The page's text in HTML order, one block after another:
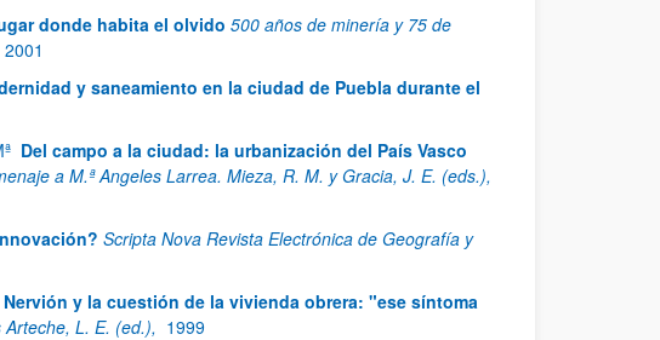
donde habita el olvido 500 años de minería y 75 de
2001
y saneamiento en la ciudad de Puebla durante el
Del campo a la ciudad: la urbanización del País Vasco
a M.ª Angeles Larrea. Mieza, R. M. y Gracia, J. E. (eds.),
Scripta Nova Revista Electrónica de Geografía y
y la cuestión de la vivienda obrera: "ese síntoma
L. E. (ed.), 1999